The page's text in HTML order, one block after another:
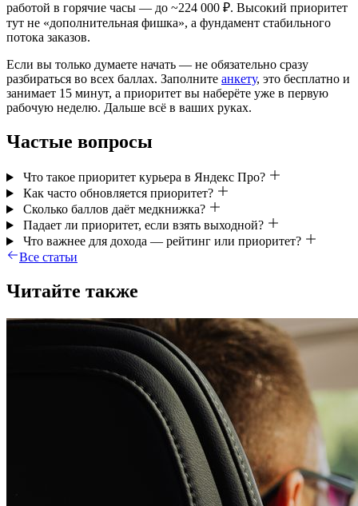
работой в горячие часы — до ~224 000 ₽. Высокий приоритет
тут не «дополнительная фишка», а фундамент стабильного
потока заказов.
Если вы только думаете начать — не обязательно сразу
разбираться во всех баллах. Заполните анкету, это бесплатно и
занимает 15 минут, а приоритет вы наберёте уже в первую
рабочую неделю. Дальше всё в ваших руках.
Частые вопросы
Что такое приоритет курьера в Яндекс Про?
Как часто обновляется приоритет?
Сколько баллов даёт медкнижка?
Падает ли приоритет, если взять выходной?
Что важнее для дохода — рейтинг или приоритет?
Все статьи
Читайте также